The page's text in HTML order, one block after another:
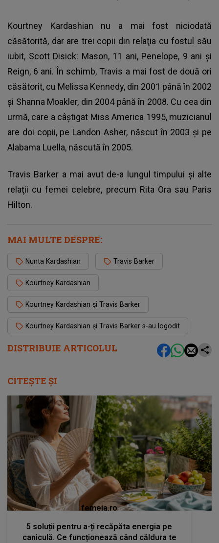
DISTRIBUIE ARTICOLUL
Kourtney Kardashian nu a mai fost niciodată
căsătorită, dar are trei copii din relaţia cu fostul său
iubit, Scott Disick: Mason, 11 ani, Penelope, 9 ani și
Reign, 6 ani. În schimb, Travis a mai fost de două ori
căsătorit, cu Melissa Kennedy, din 2001 până în 2002
și Shanna Moakler, din 2004 până în 2008. Cu cea din
urmă, care a câştigat Miss America 1995, muzicianul
are doi copii, pe Landon Asher, născut în 2003 şi pe
Alabama Luella, născută în 2005.
Travis Barker a mai avut de-a lungul timpului şi alte
relaţii cu femei celebre, precum Rita Ora sau Paris
Hilton.
MAI MULTE DESPRE:
Nunta Kardashian Travis Barker
Kourtney Kardashian
Kourtney Kardashian și Travis Barker
Kourtney Kardashian și Travis Barker s-au logodit
CITEȘTE ȘI
femeia.ro
5 soluții pentru a-ți recăpăta energia pe
caniculă. Ce funcționează când căldura te